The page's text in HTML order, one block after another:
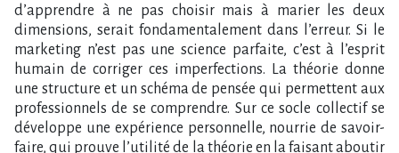
d’apprendre à ne pas choisir mais à marier les deux
dimensions, serait fondamentalement dans l’erreur. Si le
marketing n’est pas une science parfaite, c’est à l’esprit
humain de corriger ces imperfections. La théorie donne
une structure et un schéma de pensée qui permettent aux
professionnels de se comprendre. Sur ce socle collectif se
développe une expérience personnelle, nourrie de savoir-
faire, qui prouve l’utilité de la théorie en la faisant aboutir